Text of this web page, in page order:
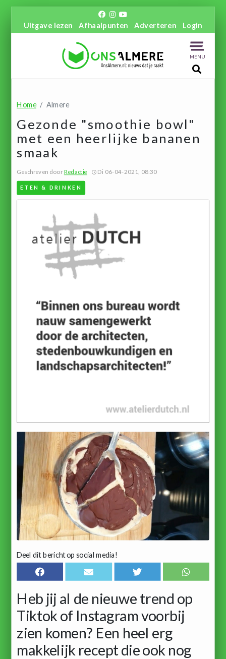
Uitgave lezen Afhaalpunten Adverteren Login
MENU
Home Almere
Gezonde "smoothie bowl"
met een heerlijke bananen
smaak
Geschreven doorRedactie Di 06-04-2021, 08:30
ETEN & DRINKEN
Deel dit bericht op social media!
Heb jij al de nieuwe trend op
Tiktok of Instagram voorbij
zien komen? Een heel erg
makkelijk recept die ook nog